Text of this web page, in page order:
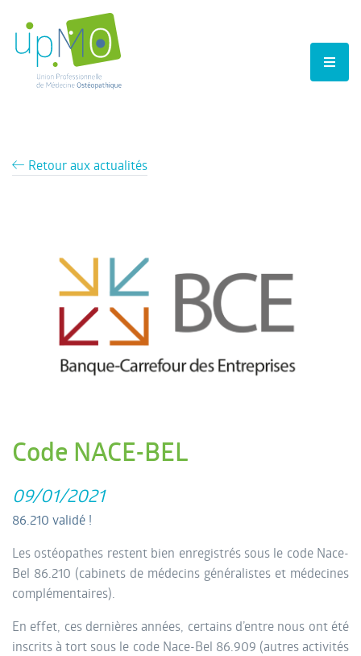
Retour aux actualités
Code NACE-BEL
09/01/2021
86.210 validé !
Les ostéopathes restent bien enregistrés sous le code Nace-
Bel 86.210 (cabinets de médecins généralistes et médecines
complémentaires).
En effet, ces dernières années, certains d’entre nous ont été
inscrits à tort sous le code Nace-Bel 86.909 (autres activités